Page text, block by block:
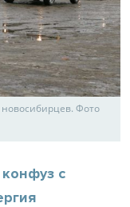
новосибирцев. Фото
с